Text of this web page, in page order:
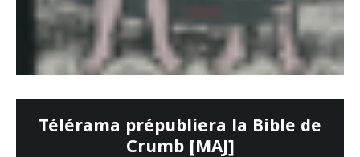
Télérama prépubliera la Bible de
Crumb [MAJ]